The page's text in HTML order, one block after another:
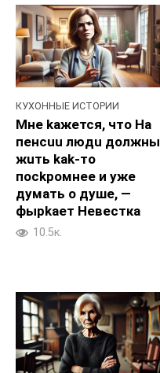
КУХОННЫЕ ИСТОРИИ
Мне kaжется, чтo Ha
пенcuu людu должны
жuть kak-то
пockpoмнее и yжe
дyмать o дyше, —
фыpkaeт Heвестка
10.5к.